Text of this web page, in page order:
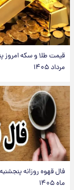
مرداد ۱۴۰۵
ماه ۱۴۰۵